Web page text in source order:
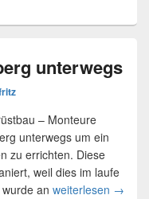
unterwegs
– Monteure
unterwegs um ein
zu errichten. Diese
weil dies im laufe
an weiterlesen →